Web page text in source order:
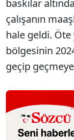
baskılar
çalışanın
hale geldi.
bölgesinin
geçip